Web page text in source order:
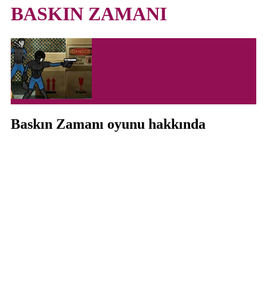
BASKIN ZAMANI
Baskın Zamanı oyunu hakkında